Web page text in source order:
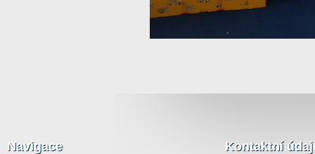
Navigace Kontaktní